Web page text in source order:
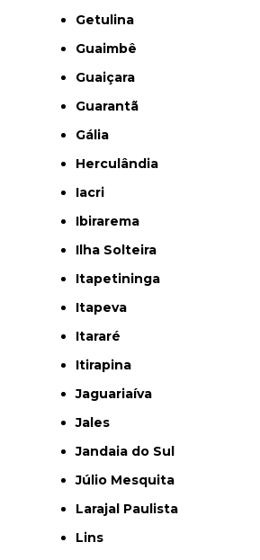
Getulina
Guaimbê
Guaiçara
Guarantã
Gália
Herculândia
Iacri
Ibirarema
Ilha Solteira
Itapetininga
Itapeva
Itararé
Itirapina
Jaguariaíva
Jales
Jandaia do Sul
Júlio Mesquita
Larajal Paulista
Lins